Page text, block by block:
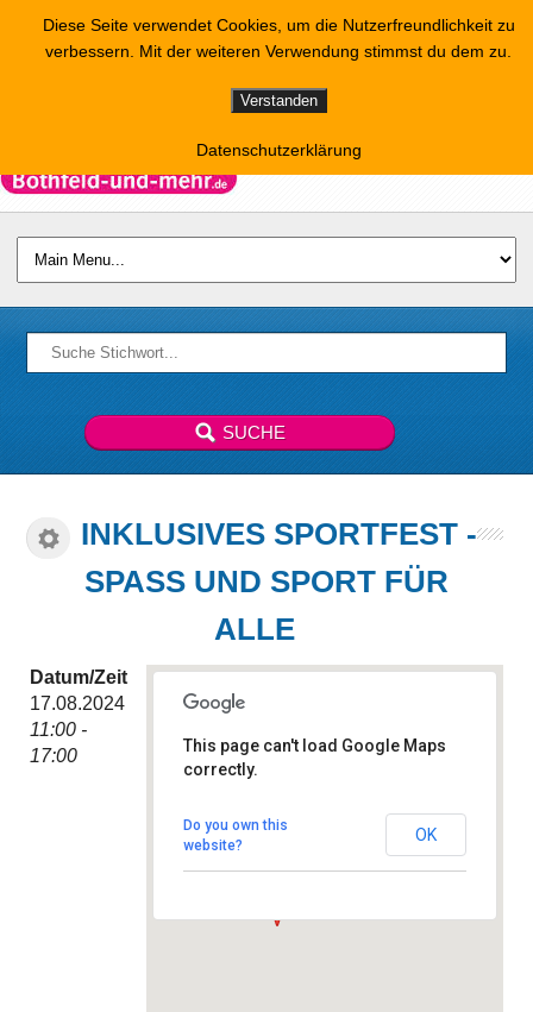
INKLUSIVES SPORTFEST -
SPASS UND SPORT FÜR A
LLE
Carl- Loges- Straße - Hannover
Veranstaltungen
This page can't load Google Maps
correctly.
Do you own this
website?
OK
Datum/Zeit
17.08.2024
11:00 -
17:00
Diese Seite verwendet Cookies, um die Nutzerfreundlichkeit zu
verbessern. Mit der weiteren Verwendung stimmst du dem zu.
Verstanden
Datenschutzerklärung